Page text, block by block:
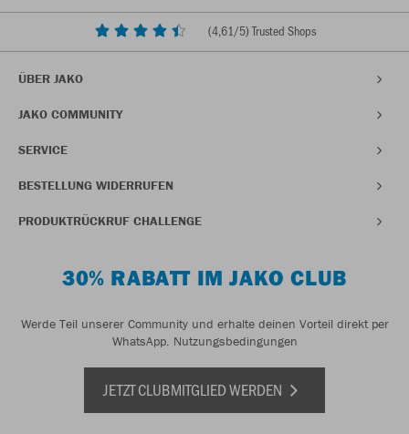
(4,61/5) Trusted Shops
ÜBER JAKO
JAKO COMMUNITY
SERVICE
BESTELLUNG WIDERRUFEN
PRODUKTRÜCKRUF CHALLENGE
30% RABATT IM JAKO CLUB
Werde Teil unserer Community und erhalte deinen Vorteil direkt per
WhatsApp. Nutzungsbedingungen
JETZT CLUBMITGLIED WERDEN